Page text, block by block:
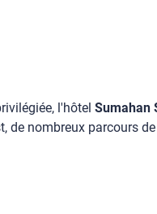
l'hôtel Sumahan
de nombreux parcours